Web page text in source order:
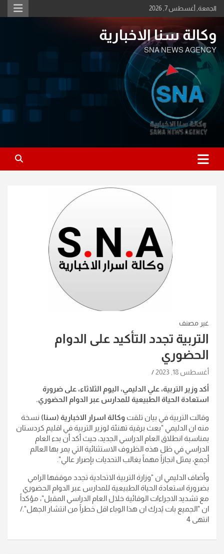
Skip
to
الجمعة, أغسطس 7, 2026
وكالة سنا الاخبارية
SNA NEWS AGENCY
غير مصنف
التربية تجدد التأكيد على الدوام
الحضوري
أغسطس 18, 2023
أكد وزير التربية، علي الدليمي، اليوم الثلاثاء، على ضرورة
استعادة الحياة الطبيعية للمدارس عبر الدوام الحضوري.
وقالت التربية في بيان تلقت وكالة اسرار الاخبارية (سنا) نسخة
منه ان الدليمي "بعث برقية تهنئة لوزير التربية في اقليم كردستان
بمناسبة انطلاق العام الدراسي الجديد، حيث أكد أن بدء العام
الدراسي في ظل هذه الظروف الاستثنائية التي يمر بها العالم
أجمع، يمثل انجازاً مهماً يغالب التحديات بإصرار عالي".
وأضاف الدليمي ان "وزارة التربية الاتحادية تجدد موقفها الرامي
بضرورة استعادة الحياة الطبيعية للمدارس عبر الدوام الحضوري
مع تشديد الاجراءات الوقائية خلال العام الدراسي المقبل"، مؤكداً
ان "الجميع بات يُدرك ان هذا الوباء اقل خطراً من انتشار الجهل"./
انتهى 4